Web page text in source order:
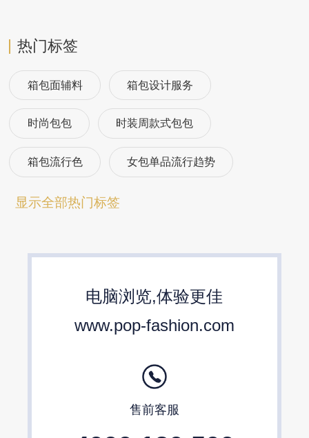
热门标签
箱包面辅料 箱包设计服务
时尚包包 时装周款式包包
箱包流行色 女包单品流行趋势
箱包流行趋势预测
显示全部热门标签
电脑浏览,体验更佳
www.pop-fashion.com
售前客服